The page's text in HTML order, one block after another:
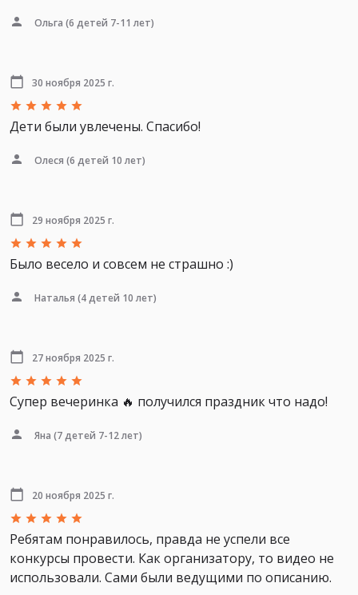
Ольга (6 детей 7-11 лет)
30 ноября 2025 г.
Дети были увлечены. Спасибо!
Олеся (6 детей 10 лет)
29 ноября 2025 г.
Было весело и совсем не страшно :)
Наталья (4 детей 10 лет)
27 ноября 2025 г.
Супер вечеринка 🔥 получился праздник что надо!
Яна (7 детей 7-12 лет)
20 ноября 2025 г.
Ребятам понравилось, правда не успели все
конкурсы провести. Как организатору, то видео не
использовали. Сами были ведущими по описанию.